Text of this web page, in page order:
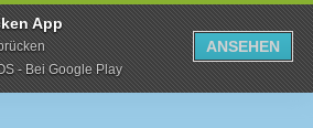
App
- Bei Google Play
ANSEHEN